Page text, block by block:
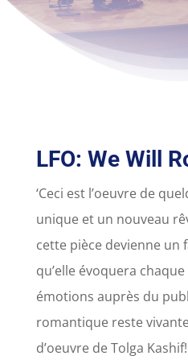
LFO: We Will
‘Ceci est l’oeuvre de
unique et un nouveau
cette pièce devienne
qu’elle évoquera
émotions auprès du
romantique reste
d’oeuvre de Tolga